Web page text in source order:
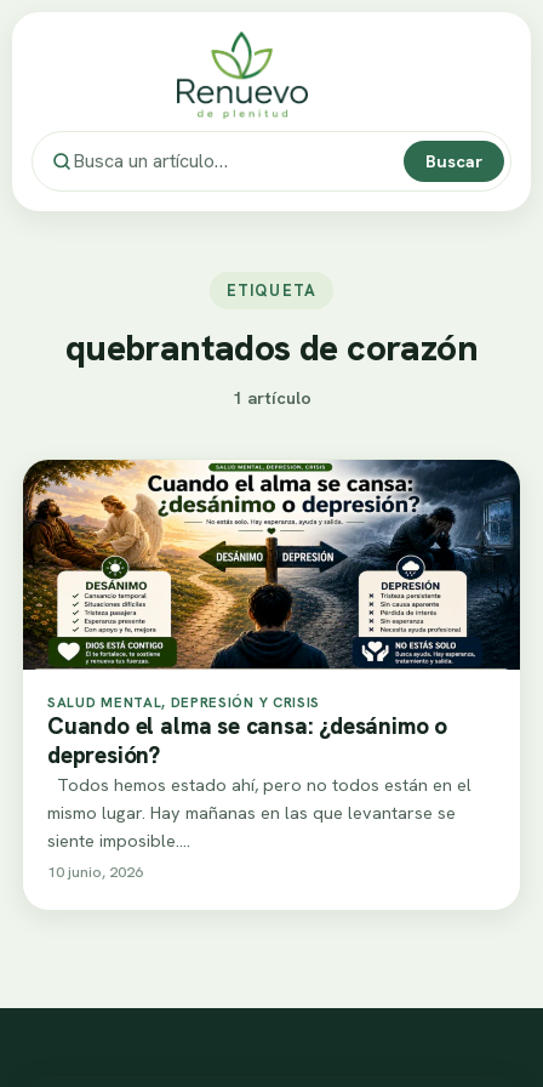
Buscar
ETIQUETA
quebrantados de corazón
1 artículo
SALUD MENTAL, DEPRESIÓN Y CRISIS
Cuando el alma se cansa: ¿desánimo o
depresión?
Todos hemos estado ahí, pero no todos están en el
mismo lugar. Hay mañanas en las que levantarse se
siente imposible.…
10 junio, 2026